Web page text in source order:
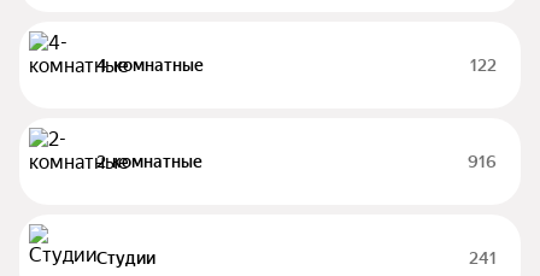
4-комнатные 122
2-комнатные 916
Студии 241